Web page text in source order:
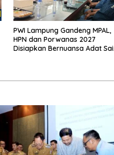
PWI Lampung Gandeng MPAL,
HPN dan Porwanas 2027
Disiapkan Bernuansa Adat Sai